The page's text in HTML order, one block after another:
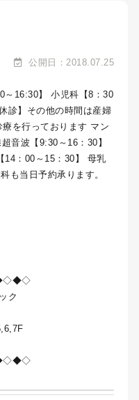
公開日：2018.07.25
～16:30】 小児科【8：30
診】その他の時間は産婦
を行っております マン
音波【9:30～16：30】
14：00～15：30】 母乳
も当日予約承ります。
ク